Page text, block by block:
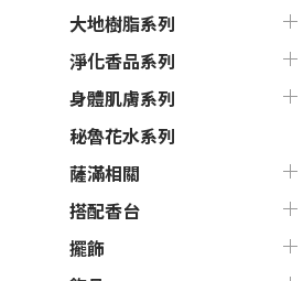
大地樹脂系列
淨化香品系列
身體肌膚系列
秘魯花水系列
薩滿相關
搭配香台
擺飾